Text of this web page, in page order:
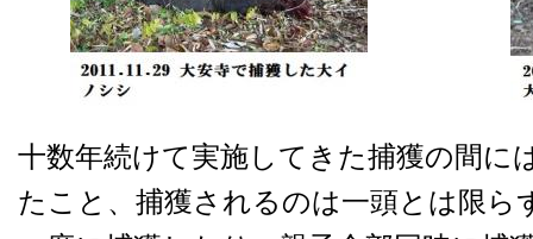
十数年続けて実施してきた捕獲の間に
たこと、捕獲されるのは一頭とは限ら